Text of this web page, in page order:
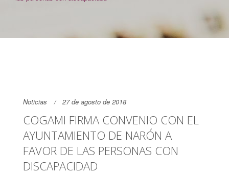
Noticias 27 de agosto de 2018
COGAMI FIRMA CONVENIO CON EL
AYUNTAMIENTO DE NARÓN A
FAVOR DE LAS PERSONAS CON
DISCAPACIDAD